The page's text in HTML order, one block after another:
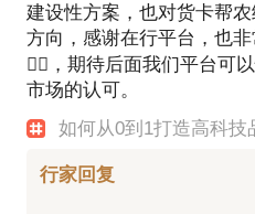
建设性方案，也对货卡帮
方向，感谢在行平台，也
🧍‍♀️，期待后面我们平台可
市场的认可。
如何从0到1打造高科技
行家回复